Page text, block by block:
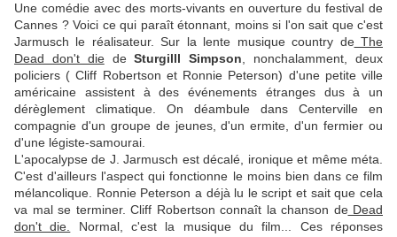
Une comédie avec des morts-vivants en ouverture du festival de
Cannes ? Voici ce qui paraît étonnant, moins si l'on sait que c'est
Jarmusch le réalisateur. Sur la lente musique country deThe
Dead don't diedeSturgilll Simpson , nonchalamment, deux
policiers ( Cliff Robertson et Ronnie Peterson) d'une petite ville
américaine assistent à des événements étranges dus à un
dérèglement climatique. On déambule dans Centerville en
compagnie d'un groupe de jeunes, d'un ermite, d'un fermier ou
d'une légiste-samourai.
L'apocalypse de J. Jarmusch est décalé, ironique et même méta.
C'est d'ailleurs l'aspect qui fonctionne le moins bien dans ce film
mélancolique. Ronnie Peterson a déjà lu le script et sait que cela
va mal se terminer. Cliff Robertson connaît la chanson deDead
don't die.
Normal, c'est la musique du film... Ces réponses